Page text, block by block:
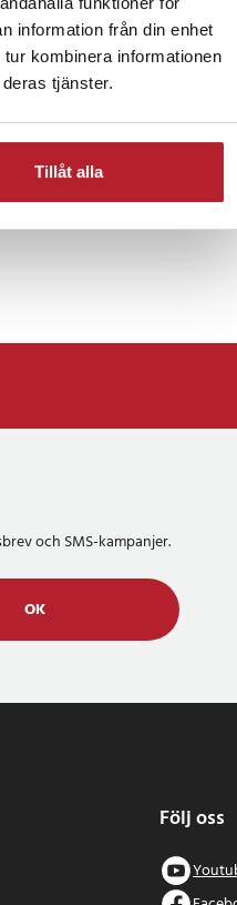
information från din enhet
kombinera informationen
tjänster.
Tillåt alla
Alla korthållare
och SMS-kampanjer.
OK
Följ oss